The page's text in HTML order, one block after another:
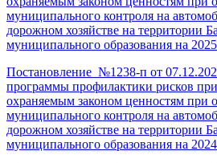
муниципального контроля на
дорожном хозяйстве на территории
муниципального образования на
Постановление №1238-п от
программы профилактики рисков
охраняемым законом ценностям при
муниципального контроля на
дорожном хозяйстве на территории
муниципального образования на